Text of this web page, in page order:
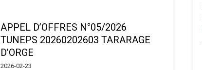
APPEL D’OFFRES N°05/2026
TUNEPS 20260202603 TARARAGE
D’ORGE
2026-02-23